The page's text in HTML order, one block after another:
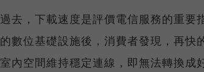
過去，下載速度是評價電信服務的重要
的數位基礎設施後，消費者發現，再快
室內空間維持穩定連線，即無法轉換成